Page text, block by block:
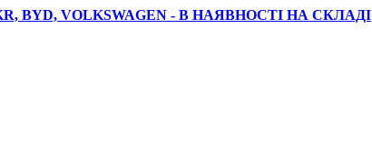
BYD, VOLKSWAGEN - В НАЯВНОСТІ НА СКЛАДІ